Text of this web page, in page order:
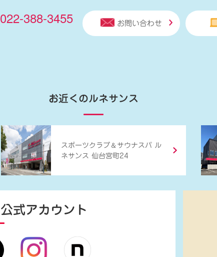
022-388-3455 お問い合わせ
お近くのルネサンス
スポーツクラブ ＆ サウナスパ ル
ネサンス 仙台宮町24
公式アカウント